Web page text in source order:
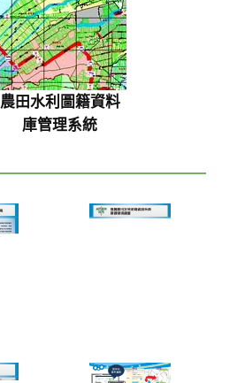
農田水利圖籍資料
庫管理系統